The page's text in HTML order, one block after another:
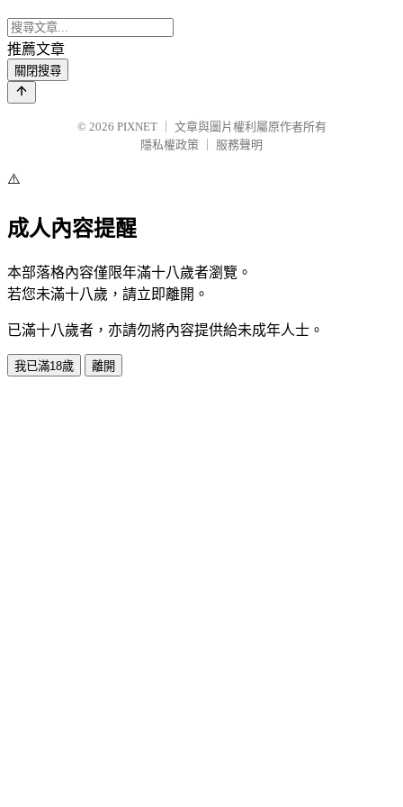
推薦文章
關閉搜尋
© 2026 PIXNET
文章與圖片權利屬原作者所有
隱私權政策
服務聲明
⚠️
成人內容提醒
本部落格內容僅限年滿十八歲者瀏覽。
若您未滿十八歲，請立即離開。
已滿十八歲者，亦請勿將內容提供給未成年人士。
我已滿18歲 離開